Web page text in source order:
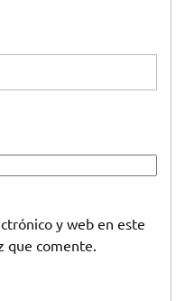
y web en este
que comente.